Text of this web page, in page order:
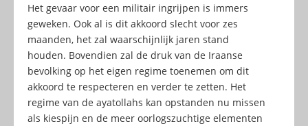
Het gevaar voor een militair ingrijpen is immers
geweken. Ook al is dit akkoord slecht voor zes
maanden, het zal waarschijnlijk jaren stand
houden. Bovendien zal de druk van de Iraanse
bevolking op het eigen regime toenemen om dit
akkoord te respecteren en verder te zetten. Het
regime van de ayatollahs kan opstanden nu missen
als kiespijn en de meer oorlogszuchtige elementen